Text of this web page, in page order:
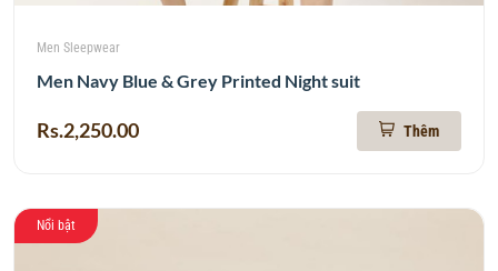
Men Sleepwear
Men Navy Blue & Grey Printed Night suit
Rs.2,250.00 Thêm
Nổi bật